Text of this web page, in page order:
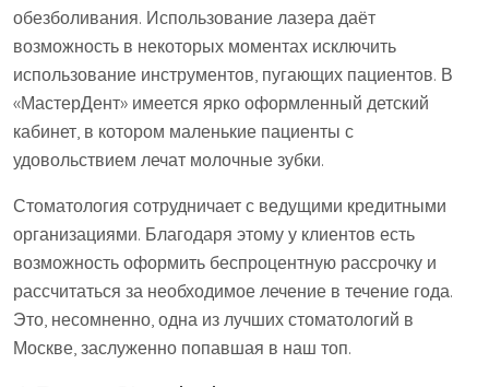
обезболивания. Использование лазера даёт
возможность в некоторых моментах исключить
использование инструментов, пугающих пациентов. В
«МастерДент» имеется ярко оформленный детский
кабинет, в котором маленькие пациенты с
удовольствием лечат молочные зубки.
Стоматология сотрудничает с ведущими кредитными
организациями. Благодаря этому у клиентов есть
возможность оформить беспроцентную рассрочку и
рассчитаться за необходимое лечение в течение года.
Это, несомненно, одна из лучших стоматологий в
Москве, заслуженно попавшая в наш топ.